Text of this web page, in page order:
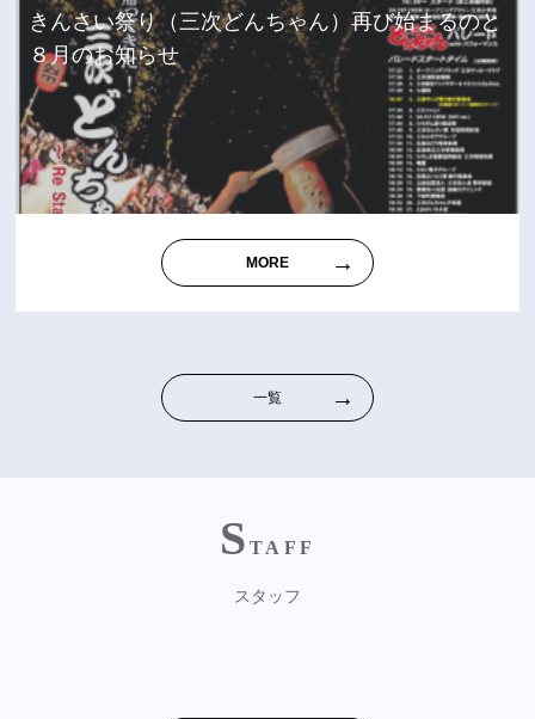
きんさい祭り（三次どんちゃん）再び始まるのと
８月のお知らせ
MORE
一覧
STAFF
スタッフ